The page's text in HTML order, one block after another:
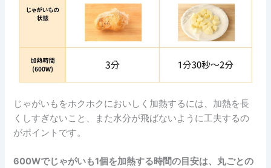
じゃがいもをホクホクにおいしく加熱するには、加熱を長
くしすぎないこと、また水分が飛ばないように工夫するの
がポイントです。
600Wでじゃがいも1個を加熱する時間の目安は、丸ごとの